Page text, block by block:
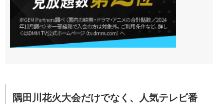
隅田川花火大会だけでなく、人気テレビ番